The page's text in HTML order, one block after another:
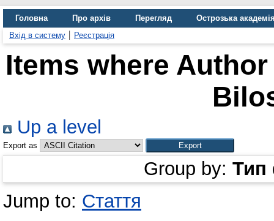
Головна Про архів Перегляд
Острозька
Вхід в систему
Реєстрація
Items where
Up a level
Export as
Group by: Тип
Jump to: Стаття